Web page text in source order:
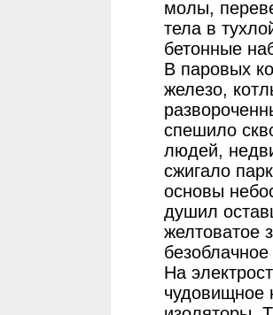
молы,
тела в
бетонные
В паровых
железо,
спешило
людей,
сжигало
основы
душил
желтоватое
На
чудовищное